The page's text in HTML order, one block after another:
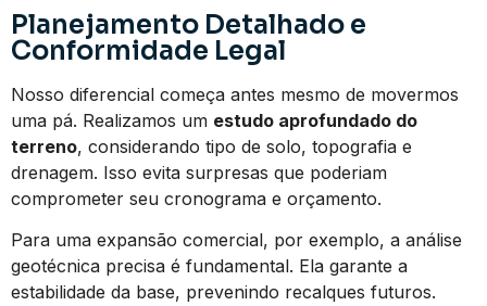
Planejamento Detalhado e
Conformidade Legal
Nosso diferencial começa antes mesmo de movermos
uma pá. Realizamos um estudo aprofundado do
terreno, considerando tipo de solo, topografia e
drenagem. Isso evita surpresas que poderiam
comprometer seu cronograma e orçamento.
Para uma expansão comercial, por exemplo, a análise
geotécnica precisa é fundamental. Ela garante a
estabilidade da base, prevenindo recalques futuros.